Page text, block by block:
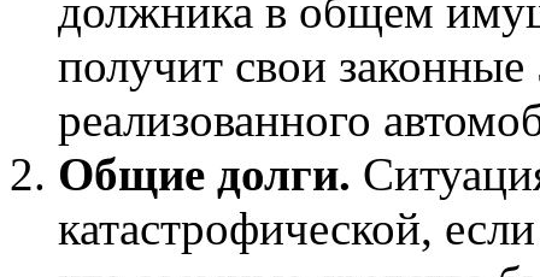
должника в общем
получит свои
реализованного
Общие долги.
катастрофической,